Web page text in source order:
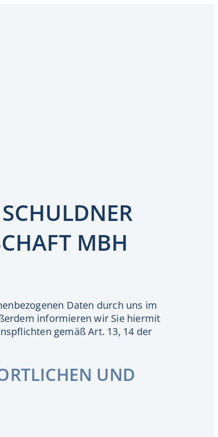
MBH
Daten durch uns im
informieren wir Sie hiermit
gemäß Art. 13, 14 der
UND